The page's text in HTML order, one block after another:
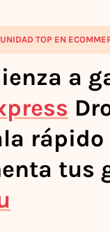
TOP EN
a
rápido
tus